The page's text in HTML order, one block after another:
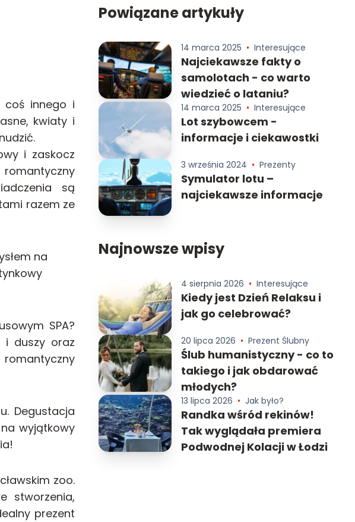
coś innego i
kwiaty i
i zaskocz
są
razem ze
na
SPA?
i duszy oraz
Degustacja
wyjątkowy
zoo.
stworzenia,
prezent
Powiązane artykuły
14 marca 2025 • Interesujące
Najciekawsze fakty o
samolotach - co warto
wiedzieć o lataniu?
14 marca 2025 • Interesujące
Lot szybowcem -
informacje i ciekawostki
3 września 2024 • Prezenty
Symulator lotu –
najciekawsze informacje
Najnowsze wpisy
4 sierpnia 2026 • Interesujące
Kiedy jest Dzień Relaksu i
jak go celebrować?
20 lipca 2026 • Prezent Ślubny
Ślub humanistyczny - co to
takiego i jak obdarować
młodych?
13 lipca 2026 • Jak było?
Randka wśród rekinów!
Tak wyglądała premiera
Podwodnej Kolacji w Łodzi